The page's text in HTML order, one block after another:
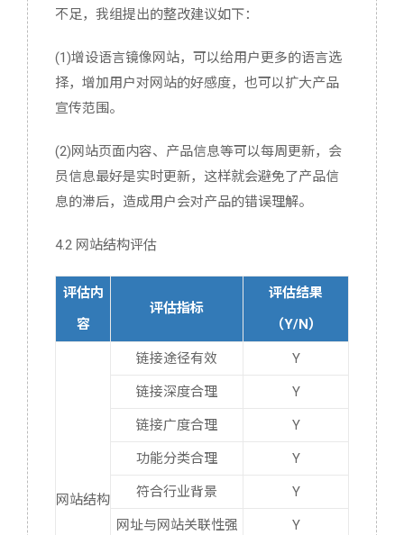
不足，我组提出的整改建议如下：
(1)增设语言镜像网站，可以给用户更多的语言选
择，增加用户对网站的好感度，也可以扩大产品
宣传范围。
(2)网站页面内容、产品信息等可以每周更新，会
员信息最好是实时更新，这样就会避免了产品信
息的滞后，造成用户会对产品的错误理解。
4.2 网站结构评估
评估内
容
评估指标
评估结果
（Y/N）
网站结构
链接途径有效 Y
链接深度合理 Y
链接广度合理 Y
功能分类合理 Y
符合行业背景 Y
网址与网站关联性强 Y